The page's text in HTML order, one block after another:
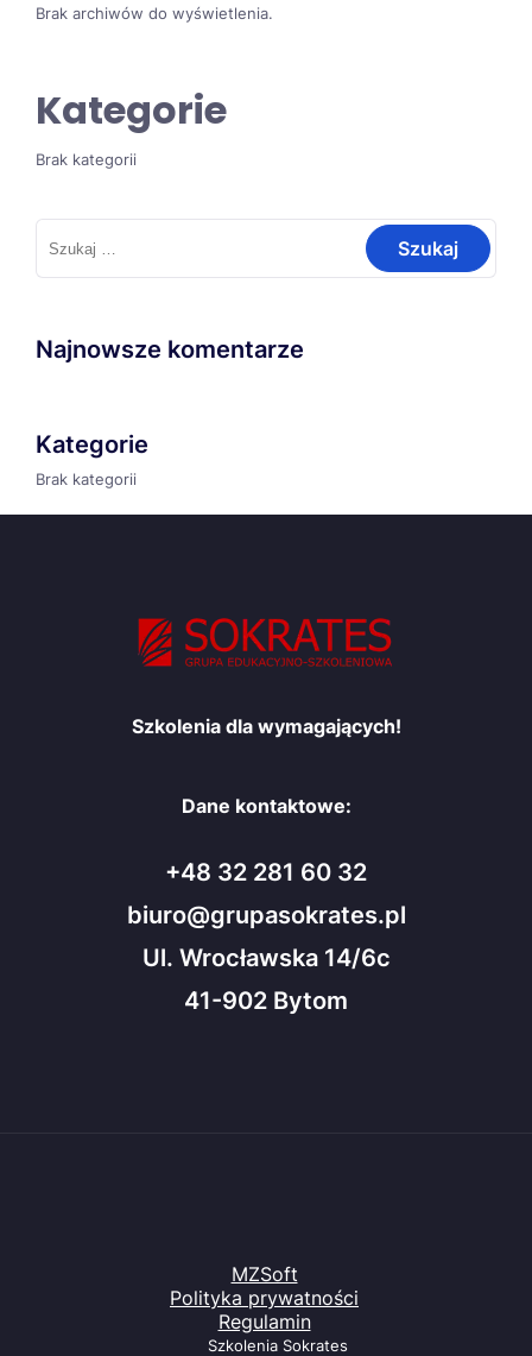
Brak archiwów do wyświetlenia.
Kategorie
Brak kategorii
Szukaj:
Najnowsze komentarze
Kategorie
Brak kategorii
Szkolenia dla wymagających!
Dane kontaktowe:
+48 32 281 60 32
biuro@grupasokrates.pl
Ul. Wrocławska 14/6c
41-902 Bytom
MZSoft
Polityka prywatności
Regulamin
Szkolenia Sokrates